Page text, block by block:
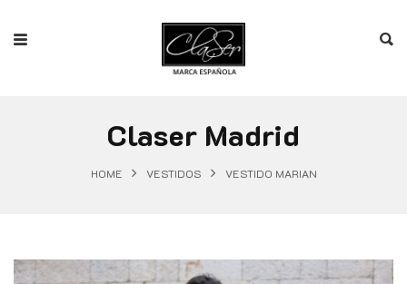
Claser Madrid
HOME VESTIDOS VESTIDO MARIAN